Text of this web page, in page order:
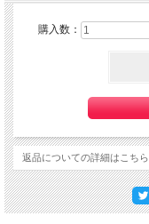
銭湯、ご自宅のお風呂場で
購入数：
返品についての詳細はこちら